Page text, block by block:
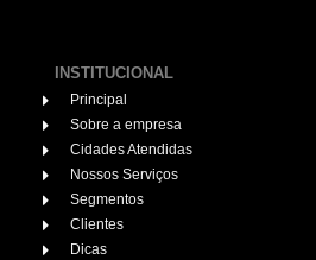
INSTITUCIONAL
Principal
Sobre a empresa
Cidades Atendidas
Nossos Serviços
Segmentos
Clientes
Dicas